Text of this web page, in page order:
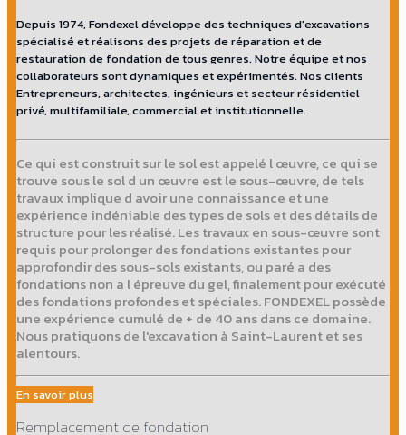
Depuis 1974, Fondexel développe des techniques d'excavations
spécialisé et réalisons des projets de réparation et de
restauration de fondation de tous genres. Notre équipe et nos
collaborateurs sont dynamiques et expérimentés. Nos clients
Entrepreneurs, architectes, ingénieurs et secteur résidentiel
privé, multifamiliale, commercial et institutionnelle.
Ce qui est construit sur le sol est appelé l œuvre, ce qui se
trouve sous le sol d un œuvre est le sous-œuvre, de tels
travaux implique d avoir une connaissance et une
expérience indéniable des types de sols et des détails de
structure pour les réalisé. Les travaux en sous-œuvre sont
requis pour prolonger des fondations existantes pour
approfondir des sous-sols existants, ou paré a des
fondations non a l épreuve du gel, finalement pour exécuté
des fondations profondes et spéciales. FONDEXEL possède
une expérience cumulé de + de 40 ans dans ce domaine.
Nous pratiquons de l'excavation à Saint-Laurent et ses
alentours.
En savoir plus
Remplacement de fondation